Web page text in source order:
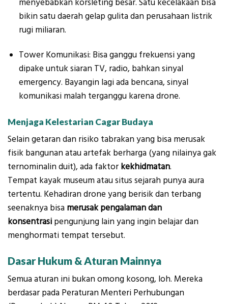
menyebabkan korsleting besar. Satu kecelakaan bisa
bikin satu daerah gelap gulita dan perusahaan listrik
rugi miliaran.
Tower Komunikasi: Bisa ganggu frekuensi yang
dipake untuk siaran TV, radio, bahkan sinyal
emergency. Bayangin lagi ada bencana, sinyal
komunikasi malah terganggu karena drone.
Menjaga Kelestarian Cagar Budaya
Selain getaran dan risiko tabrakan yang bisa merusak
fisik bangunan atau artefak berharga (yang nilainya gak
ternominalin duit), ada faktor kekhidmatan.
Tempat kayak museum atau situs sejarah punya aura
tertentu. Kehadiran drone yang berisik dan terbang
seenaknya bisa merusak pengalaman dan
konsentrasi pengunjung lain yang ingin belajar dan
menghormati tempat tersebut.
Dasar Hukum & Aturan Mainnya
Semua aturan ini bukan omong kosong, loh. Mereka
berdasar pada Peraturan Menteri Perhubungan